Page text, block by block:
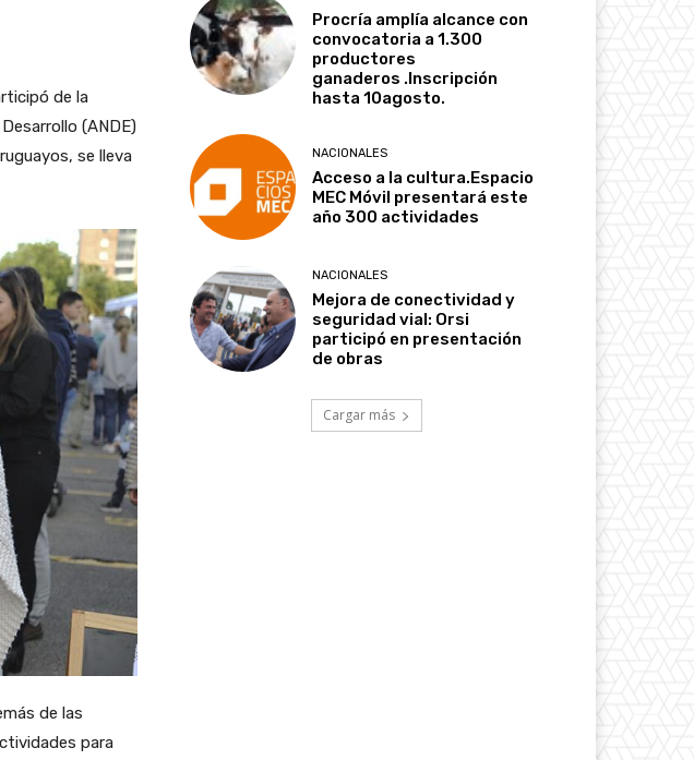
de la
(ANDE)
se lleva
de las
para
Procría amplía alcance con
convocatoria a 1.300
productores
ganaderos .Inscripción
hasta 10agosto.
NACIONALES
Acceso a la cultura.Espacio
MEC Móvil presentará este
año 300 actividades
NACIONALES
Mejora de conectividad y
seguridad vial: Orsi
participó en presentación
de obras
Cargar más